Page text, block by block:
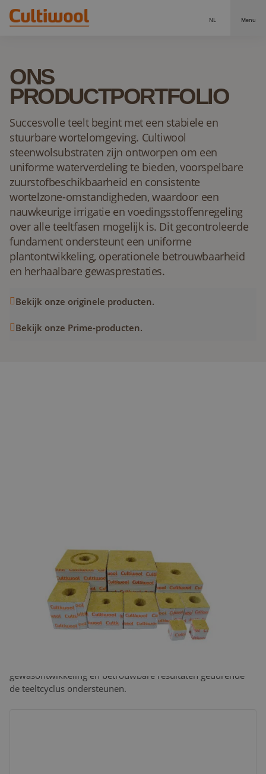
NL Menu
Onze producten
Cultiwool Original
Cultiwool Prime
Distributeurs
Kennis
Over ons
Ons verhaal
Ons team
Nieuws
Contact
ONS
PRODUCTPORTFOLIO
Succesvolle teelt begint met een stabiele en
stuurbare wortelomgeving. Cultiwool
steenwolsubstraten zijn ontworpen om een
uniforme waterverdeling te bieden, voorspelbare
zuurstofbeschikbaarheid en consistente
wortelzone-omstandigheden, waardoor een
nauwkeurige irrigatie en voedingsstoffenregeling
over alle teeltfasen mogelijk is. Dit gecontroleerde
fundament ondersteunt een uniforme
plantontwikkeling, operationele betrouwbaarheid
en herhaalbare gewasprestaties.
Bekijk onze originele producten.
Bekijk onze Prime-producten.
CULTIWOOL ORIGINAL
Bewezen prestaties
Cultiwool Original is onze vertrouwde steenwol-
substraatlijn, ontwikkeld voor telers die stabiliteit,
consistentie en betrouwbaarheid van de teelt vooropstellen.
Met een gecontroleerde vezelstructuur en een evenwichtige
gewasontwikkeling en betrouwbare resultaten gedurende
de teeltcyclus ondersteunen.